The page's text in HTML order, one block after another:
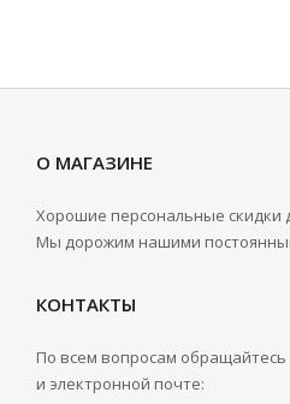
О МАГАЗИНЕ
Хорошие персональные скидки
Мы дорожим нашими
КОНТАКТЫ
По всем вопросам
и электронной почте: